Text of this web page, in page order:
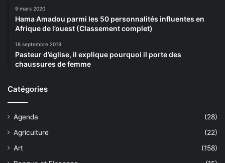
9 mars 2020
Hama Amadou parmi les 50 personnalités influentes en
Afrique de l’ouest (Classement complet)
18 septembre 2019
Pasteur d’église, il explique pourquoi il porte des
chaussures de femme
Catégories
Agenda
(28)
Agriculture
(22)
Art
(158)